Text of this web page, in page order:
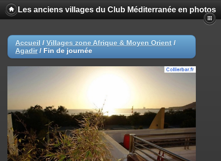
Les anciens villages du Club Méditerranée en photos
Accueil / Villages zone Afrique & Moyen Orient /
Agadir/ Fin de journée